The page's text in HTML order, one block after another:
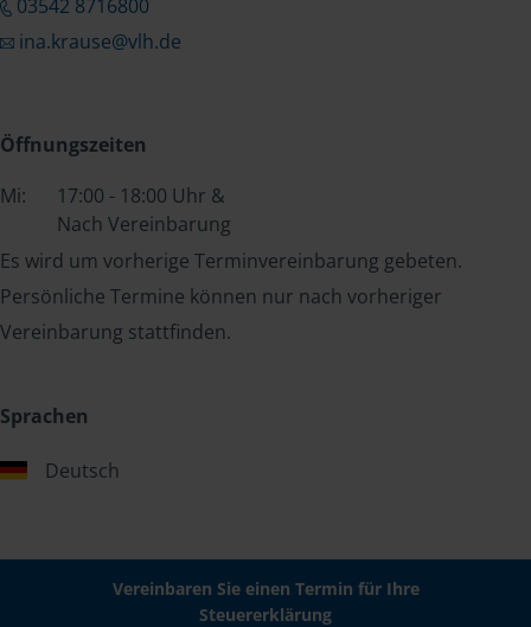
03542 8716800
ina.krause@vlh.de
Öffnungszeiten
Mi:
17:00 - 18:00 Uhr &
Nach Vereinbarung
Es wird um vorherige Terminvereinbarung gebeten.
Persönliche Termine können nur nach vorheriger
Vereinbarung stattfinden.
Sprachen
Deutsch
Vereinbaren Sie einen Termin für Ihre
Steuererklärung